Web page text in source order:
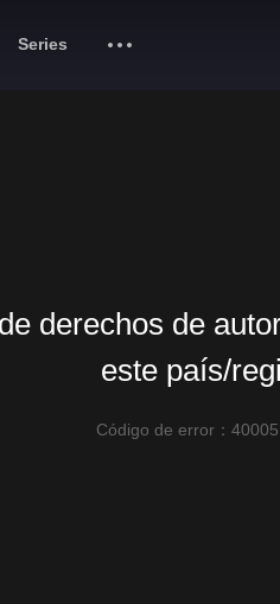
Series
derechos de
este país/
Código de error： 40005